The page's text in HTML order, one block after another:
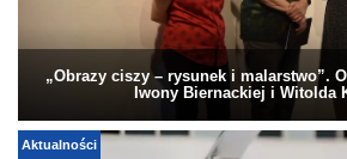
„Obrazy ciszy – rysunek i malarstwo”.
Iwony Biernackiej i Witolda
Aktualności